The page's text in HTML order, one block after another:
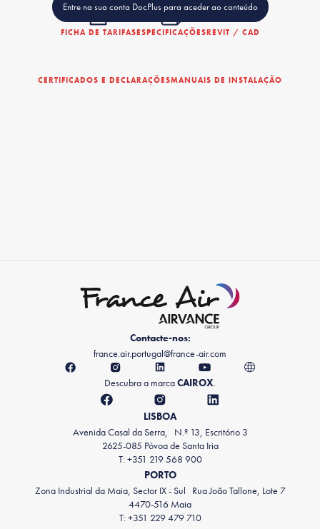
Entre na sua conta DocPlus para aceder ao conteúdo
FICHA DE TARIFASESPECIFICAÇÕESREVIT / CAD
CERTIFICADOS E DECLARAÇÕESMANUAIS DE INSTALAÇÃO
Contacte-nos:
france.air.portugal@france-air.com
Descubra a marcaCAIROX
LISBOA
Avenida Casal da Serra, N.º 13, Escritório 3
2625-085 Póvoa de Santa Iria
T: +351 219 568 900
PORTO
Zona Industrial da Maia, Sector IX - Sul Rua João Tallone, Lote 7
4470-516 Maia
T: +351 229 479 710